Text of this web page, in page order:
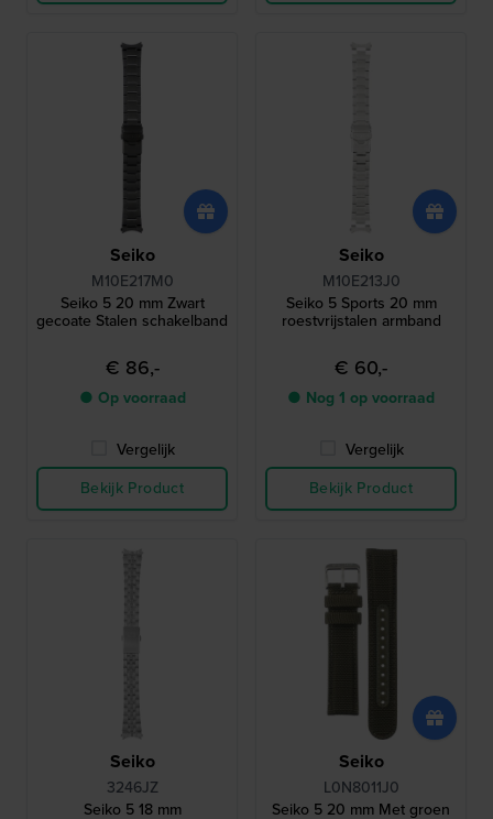
Seiko
M10E217M0
Seiko 5 20 mm Zwart
gecoate Stalen schakelband
€ 86,-
● Op voorraad
Vergelijk
Bekijk Product
Seiko
M10E213J0
Seiko 5 Sports 20 mm
roestvrijstalen armband
€ 60,-
● Nog 1 op voorraad
Vergelijk
Bekijk Product
Seiko
3246JZ
Seiko 5 18 mm
Seiko
L0N8011J0
Seiko 5 20 mm Met groen